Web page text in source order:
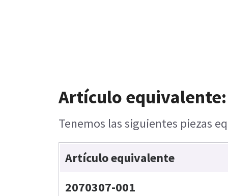
Artículo equivalente:
Tenemos las siguientes piezas
Artículo equivalente
2070307-001